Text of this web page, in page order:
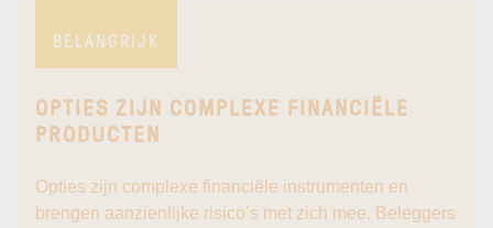
BELANGRIJK
OPTIES ZIJN COMPLEXE FINANCIËLE
PRODUCTEN
Opties zijn complexe financiële instrumenten en
brengen aanzienlijke risico’s met zich mee. Beleggers